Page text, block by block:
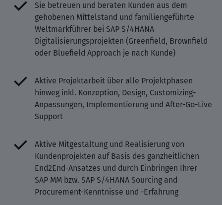
Sie betreuen und beraten Kunden aus dem
gehobenen Mittelstand und familiengeführte
Weltmarkführer bei SAP S/4HANA
Digitalisierungsprojekten (Greenfield, Brownfield
oder Bluefield Approach je nach Kunde)
Aktive Projektarbeit über alle Projektphasen
hinweg inkl. Konzeption, Design, Customizing-
Anpassungen, Implementierung und After-Go-Live
Support
Aktive Mitgestaltung und Realisierung von
Kundenprojekten auf Basis des ganzheitlichen
End2End-Ansatzes und durch Einbringen Ihrer
SAP MM bzw. SAP S/4HANA Sourcing and
Procurement-Kenntnisse und -Erfahrung